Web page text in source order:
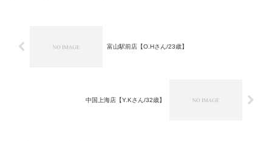
富山駅前店【O.Hさん/23歳】
中国上海店【Y.Kさん/32歳】